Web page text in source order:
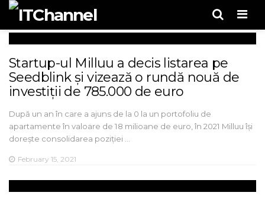
Startup-ul Milluu a decis listarea pe
Seedblink și vizează o rundă nouă de
investiții de 785.000 de euro
După un an în care a ajuns de la 0 la un portofoliu de
apartamente în valoare de 18 milioane de euro, în 2021 Milluu își
dorește consolidarea poziției …
February 15, 2021